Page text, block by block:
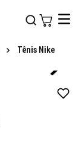
Tênis Nike